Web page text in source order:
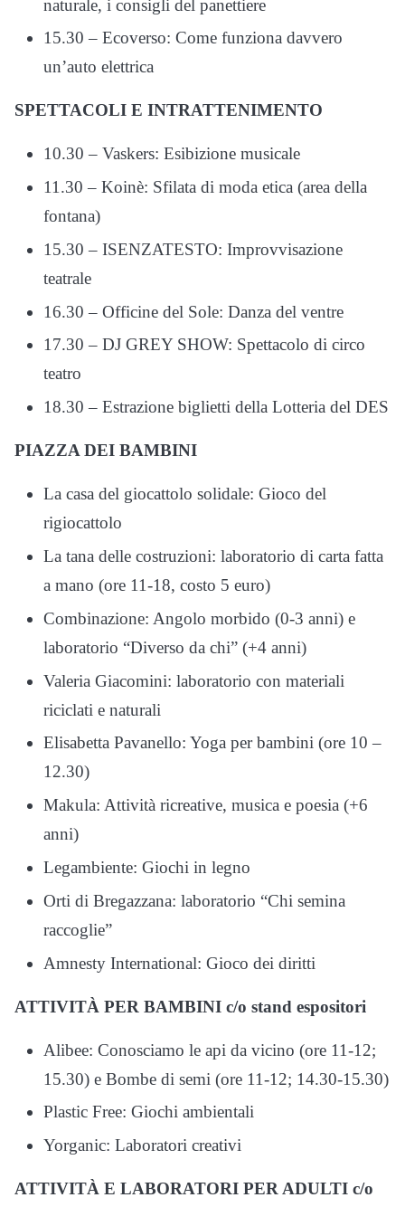
naturale, i consigli del panettiere
15.30 – Ecoverso: Come funziona davvero
un’auto elettrica
SPETTACOLI E INTRATTENIMENTO
10.30 – Vaskers: Esibizione musicale
11.30 – Koinè: Sfilata di moda etica (area della
fontana)
15.30 – ISENZATESTO: Improvvisazione
teatrale
16.30 – Officine del Sole: Danza del ventre
17.30 – DJ GREY SHOW: Spettacolo di circo
teatro
18.30 – Estrazione biglietti della Lotteria del DES
PIAZZA DEI BAMBINI
La casa del giocattolo solidale: Gioco del
rigiocattolo
La tana delle costruzioni: laboratorio di carta fatta
a mano (ore 11-18, costo 5 euro)
Combinazione: Angolo morbido (0-3 anni) e
laboratorio “Diverso da chi” (+4 anni)
Valeria Giacomini: laboratorio con materiali
riciclati e naturali
Elisabetta Pavanello: Yoga per bambini (ore 10 –
12.30)
Makula: Attività ricreative, musica e poesia (+6
anni)
Legambiente: Giochi in legno
Orti di Bregazzana: laboratorio “Chi semina
raccoglie”
Amnesty International: Gioco dei diritti
ATTIVITÀ PER BAMBINI c/o stand espositori
Alibee: Conosciamo le api da vicino (ore 11-12;
15.30) e Bombe di semi (ore 11-12; 14.30-15.30)
Plastic Free: Giochi ambientali
Yorganic: Laboratori creativi
ATTIVITÀ E LABORATORI PER ADULTI c/o